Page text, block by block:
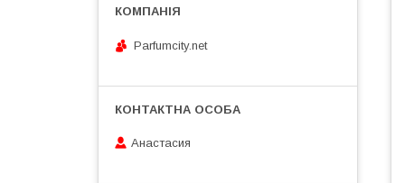
Parfumcity.net
Анастасия